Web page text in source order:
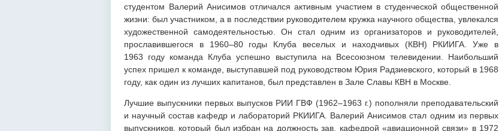
студентом Валерий Анисимов отличался активным участием в студенческой общественной
жизни: был участником, а в последствии руководителем кружка научного общества, увлекался
художественной самодеятельностью. Он стал одним из организаторов и руководителей,
прославившегося в 1960–80 годы Клуба веселых и находчивых (КВН) РКИИГА. Уже в
1963 году команда Клуба успешно выступила на Всесоюзном телевидении. Наибольший
успех пришел к команде, выступавшей под руководством Юрия Радзиевского, который в 1968
году, как один из лучших капитанов, был представлен в Зале Славы КВН в Москве.
Лучшие выпускники первых выпусков РИИ ГВФ (1962–1963 г.) пополняли преподавательский
и научный состав кафедр и лабораторий РКИИГА. Валерий Анисимов стал одним из первых
выпускников, который был избран на должность зав. кафедрой «авиационной связи» в 1972